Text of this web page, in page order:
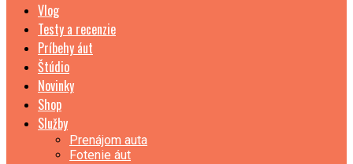
Vlog
Testy a recenzie
Príbehy áut
Štúdio
Novinky
Shop
Služby
Prenájom auta
Fotenie áut